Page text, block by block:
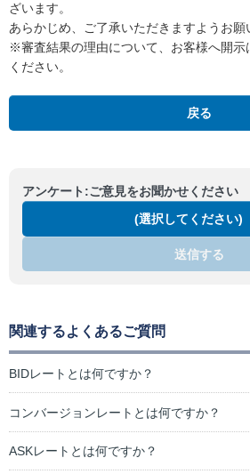
ざいます。
あらかじめ、ご了承いただきますようお願
※審査結果の理由について、お客様へ開示
ください。
戻る
アンケート:ご意見をお聞かせください
(選択してください)
送信する
関連するよくあるご質問
BIDレートとは何ですか？
コンバージョンレートとは何ですか？
ASKレートとは何ですか？